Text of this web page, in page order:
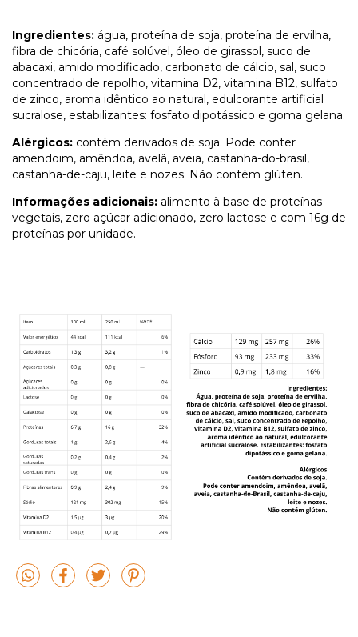
Ingredientes: água, proteína de soja, proteína de ervilha,
fibra de chicória, café solúvel, óleo de girassol, suco de
abacaxi, amido modificado, carbonato de cálcio, sal, suco
concentrado de repolho, vitamina D2, vitamina B12, sulfato
de zinco, aroma idêntico ao natural, edulcorante artificial
sucralose, estabilizantes: fosfato dipotássico e goma gelana.
Alérgicos: contém derivados de soja. Pode conter
amendoim, amêndoa, avelã, aveia, castanha-do-brasil,
castanha-de-caju, leite e nozes. Não contém glúten.
Informações adicionais: alimento à base de proteínas
vegetais, zero açúcar adicionado, zero lactose e com 16g de
proteínas por unidade.